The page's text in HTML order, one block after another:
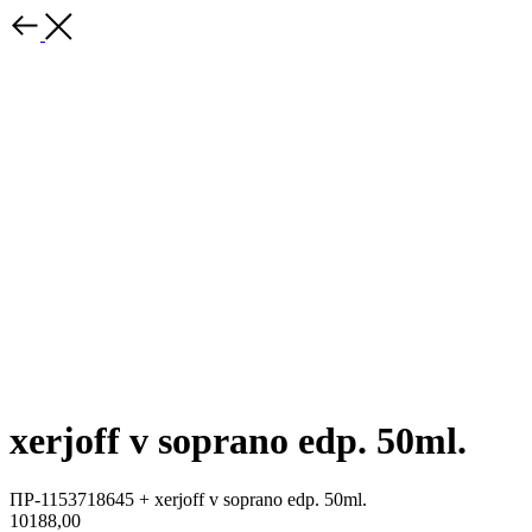
xerjoff v soprano edp. 50ml.
ПР-1153718645 + xerjoff v soprano edp. 50ml.
10188,00